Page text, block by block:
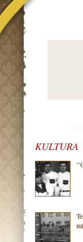
KULTURA
Telewizyjny turniej